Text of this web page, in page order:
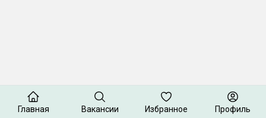
Главная Вакансии Избранное Профиль